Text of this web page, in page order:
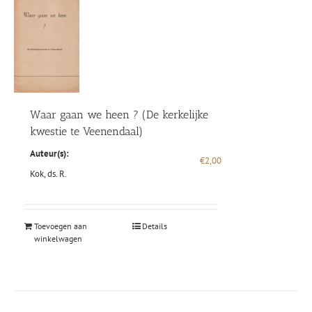
Waar gaan we heen ? (De kerkelijke
kwestie te Veenendaal)
Auteur(s):
Kok, ds. R.
€2,00
Toevoegen aan
winkelwagen
Details